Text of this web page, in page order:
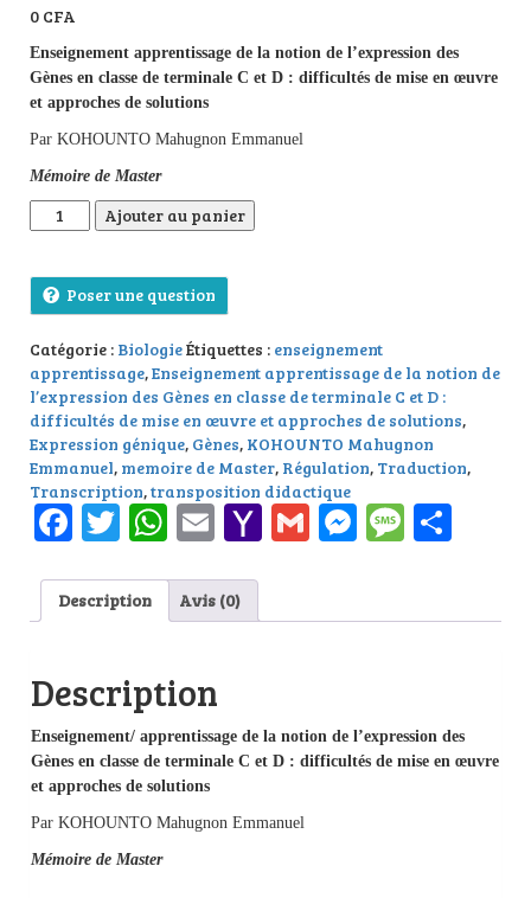
0 CFA
Enseignement apprentissage de la notion de l’expression des
Gènes en classe de terminale C et D : difficultés de mise en œuvre
et approches de solutions
Par KOHOUNTO Mahugnon Emmanuel
Mémoire de Master
quantité de Enseignement apprentissage de la notion de
Ajouter au panier
Poser une question
Catégorie : BiologieÉtiquettes : enseignement
apprentissage,Enseignement apprentissage de la notion de
l’expression des Gènes en classe de terminale C et D :
difficultés de mise en œuvre et approches de solutions,
Expression génique, Gènes, KOHOUNTO Mahugnon
Emmanuel, memoire de Master, Régulation, Traduction,
Transcription,transposition didactique
Facebook
Twitter
WhatsApp
EmailYahoo
Mail
Gmail
Description Avis (0)
Description
Enseignement/ apprentissage de la notion de l’expression des
Gènes en classe de terminale C et D : difficultés de mise en œuvre
et approches de solutions
Par KOHOUNTO Mahugnon Emmanuel
Mémoire de Master